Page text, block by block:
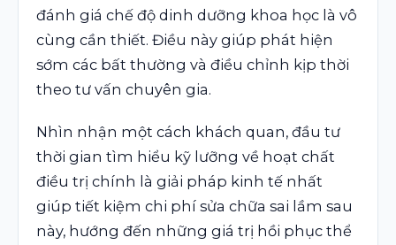
đánh giá chế độ dinh dưỡng khoa học là vô
cùng cần thiết. Điều này giúp phát hiện
sớm các bất thường và điều chỉnh kịp thời
theo tư vấn chuyên gia.
Nhìn nhận một cách khách quan, đầu tư
thời gian tìm hiểu kỹ lưỡng về hoạt chất
điều trị chính là giải pháp kinh tế nhất
giúp tiết kiệm chi phí sửa chữa sai lầm sau
này, hướng đến những giá trị hồi phục thể